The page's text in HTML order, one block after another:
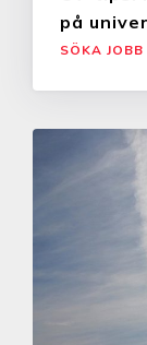
på
SÖKA JOBB